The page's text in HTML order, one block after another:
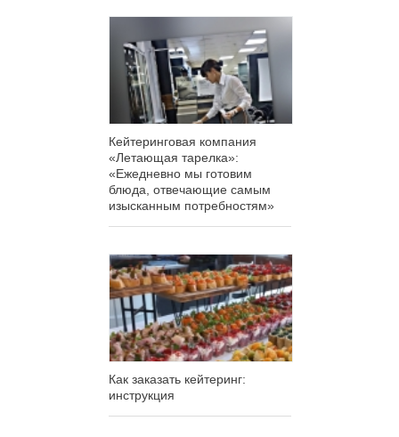
Кейтеринговая компания
«Летающая тарелка»:
«Ежедневно мы готовим
блюда, отвечающие самым
изысканным потребностям»
Как заказать кейтеринг:
инструкция